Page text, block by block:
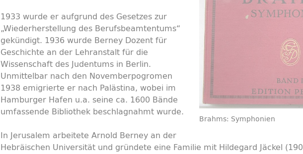
Brahms: Symphonien
1933 wurde er aufgrund des Gesetzes zur
„Wiederherstellung des Berufsbeamtentums“
gekündigt. 1936 wurde Berney Dozent für
Geschichte an der Lehranstalt für die
Wissenschaft des Judentums in Berlin.
Unmittelbar nach den Novemberpogromen
1938 emigrierte er nach Palästina, wobei im
Hamburger Hafen u.a. seine ca. 1600 Bände
umfassende Bibliothek beschlagnahmt wurde.
In Jerusalem arbeitete Arnold Berney an der
Hebräischen Universität und gründete eine Familie mit Hildegard Jäckel